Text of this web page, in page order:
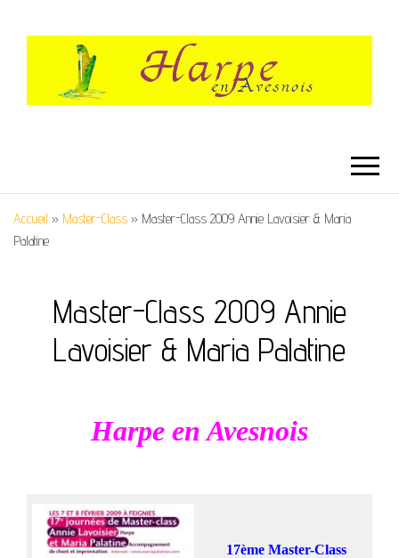
AVESNOIS
Accueil » Master-Class » Master-Class 2009 Annie Lavoisier & Maria
Palatine
Master-Class 2009 Annie
Lavoisier & Maria Palatine
Harpe en Avesnois
17ème Master-Class